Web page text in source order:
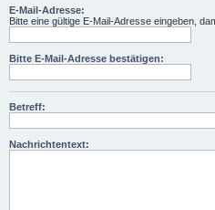
E-Mail-Adresse:
Bitte eine gültige E-Mail-Adresse eingeben,
Bitte E-Mail-Adresse bestätigen:
Betreff:
Nachrichtentext: